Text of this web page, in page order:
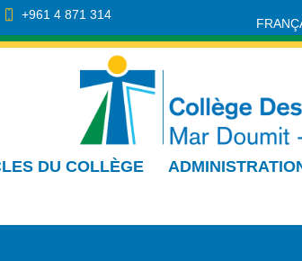
+961 4 871 314
DU COLLÈGE